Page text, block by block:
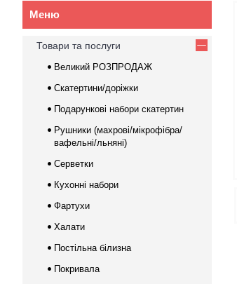
Товари та послуги
Великий РОЗПРОДАЖ
Скатертини/доріжки
Подарункові набори скатертин
Рушники (махрові/мікрофібра/
вафельні/льняні)
Серветки
Кухонні набори
Фартухи
Халати
Постільна білизна
Покривала